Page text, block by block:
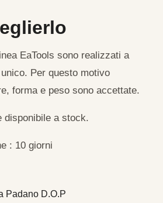
EaTools sono realizzati a
Per questo motivo
forma e peso sono accettate.
disponibile a stock.
: 10 giorni
Padano D.O.P